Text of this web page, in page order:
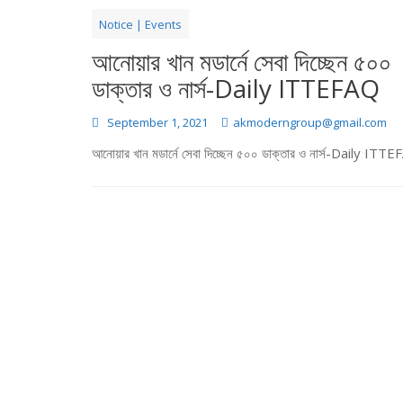
Notice | Events
আনোয়ার খান মডার্নে সেবা দিচ্ছেন ৫০০
ডাক্তার ও নার্স-Daily ITTEFAQ
September 1, 2021 akmoderngroup@gmail.com
আনোয়ার খান মডার্নে সেবা দিচ্ছেন ৫০০ ডাক্তার ও নার্স-Daily